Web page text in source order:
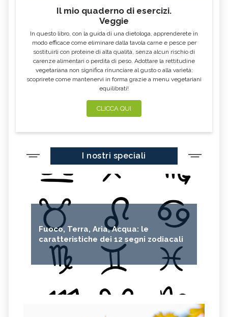
Il mio quaderno di esercizi.
Veggie
In questo libro, con la guida di una dietologa, apprenderete in
modo efficace come eliminare dalla tavola carne e pesce per
sostituirli con proteine di alta qualità, senza alcun rischio di
carenze alimentari o perdita di peso. Adottare la rettitudine
vegetariana non significa rinunciare al gusto o alla varietà:
scoprirete come mantenervi in forma grazie a menu vegetariani
equilibrati!
CLICCA QUI
I nostri speciali
Fuoco, Terra, Aria, Acqua: le
caratteristiche dei 12 segni zodiacali